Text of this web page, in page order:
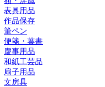
表具用品
作品保存
筆ペン
便箋・葉書
慶事用品
和紙工芸品
扇子用品
文房具